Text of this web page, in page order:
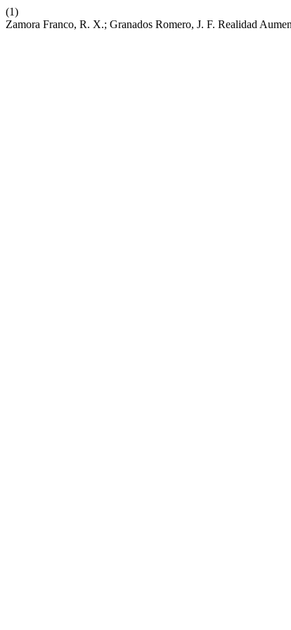
(1)
Zamora Franco, R. X.; Granados Romero, J. F. Realidad